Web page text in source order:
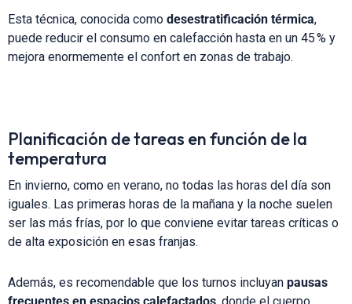
Esta técnica, conocida como desestratificación térmica,
puede reducir el consumo en calefacción hasta en un 45 % y
mejora enormemente el confort en zonas de trabajo.
Planificación de tareas en función de la
temperatura
En invierno, como en verano, no todas las horas del día son
iguales. Las primeras horas de la mañana y la noche suelen
ser las más frías, por lo que conviene evitar tareas críticas o
de alta exposición en esas franjas.
Además, es recomendable que los turnos incluyan pausas